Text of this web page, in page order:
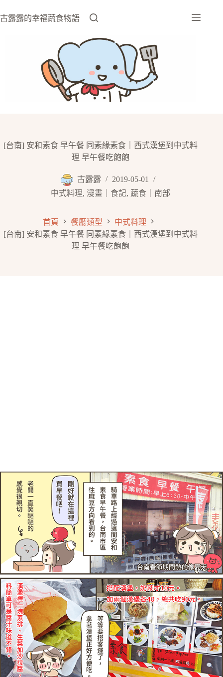
至
古露露的幸福蔬食物語
[台南] 安和素食 早午餐 同素緣素食｜西式漢堡到中式料
理 早午餐吃飽飽
古露露
2019-05-01
中式料理, 漫畫｜食記, 蔬食｜南部
首頁 餐廳類型
中式料理
[台南] 安和素食 早午餐 同素緣素食｜西式漢堡到中式料
理 早午餐吃飽飽